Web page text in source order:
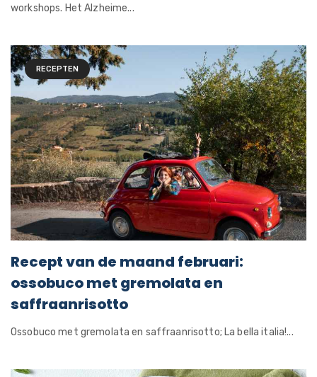
workshops. Het Alzheime...
RECEPTEN
Recept van de maand februari:
ossobuco met gremolata en
saffraanrisotto
Ossobuco met gremolata en saffraanrisotto; La bella italia!...